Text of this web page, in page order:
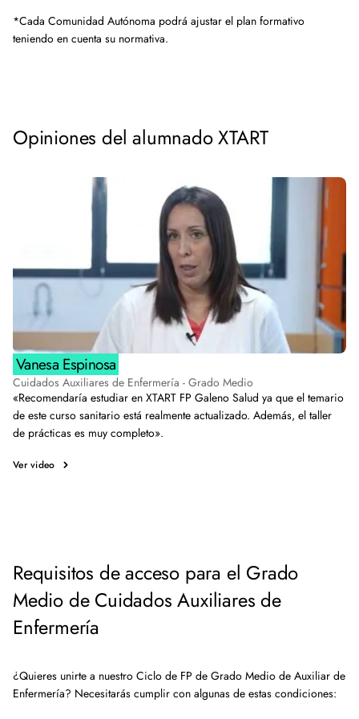
*Cada Comunidad Autónoma podrá ajustar el plan formativo
teniendo en cuenta su normativa.
Opiniones del alumnado XTART
Vanesa Espinosa
Cuidados Auxiliares de Enfermería - Grado Medio
«Recomendaría estudiar en XTART FP Galeno Salud ya que el temario
de este curso sanitario está realmente actualizado. Además, el taller
de prácticas es muy completo».
Ver video
Requisitos de acceso para el Grado
Medio de Cuidados Auxiliares de
Enfermería
¿Quieres unirte a nuestro Ciclo de FP de Grado Medio de Auxiliar de
Enfermería? Necesitarás cumplir con algunas de estas condiciones: